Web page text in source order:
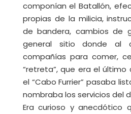
componían el Batallón,
propias de la milicia,
de bandera, cambios de
general sitio donde al
compañías para comer,
“retreta”, que era el
el “Cabo Furrier” pasaba
nombraba los servicios del
Era curioso y anecdótico